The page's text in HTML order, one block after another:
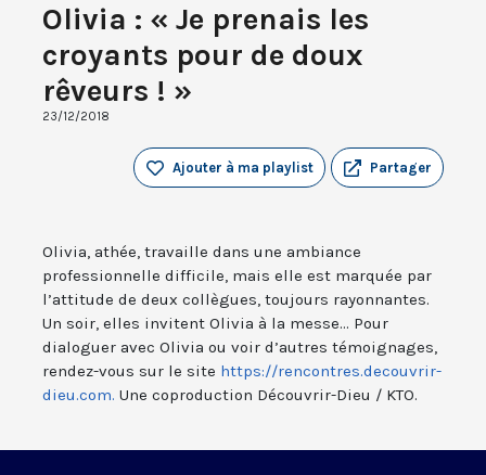
Olivia : « Je prenais les
croyants pour de doux
rêveurs ! »
23/12/2018
Partager
Ajouter à ma playlist
Olivia, athée, travaille dans une ambiance
professionnelle difficile, mais elle est marquée par
l’attitude de deux collègues, toujours rayonnantes.
Un soir, elles invitent Olivia à la messe... Pour
dialoguer avec Olivia ou voir d’autres témoignages,
rendez-vous sur le site https://rencontres.decouvrir-
dieu.com. Une coproduction Découvrir-Dieu / KTO.